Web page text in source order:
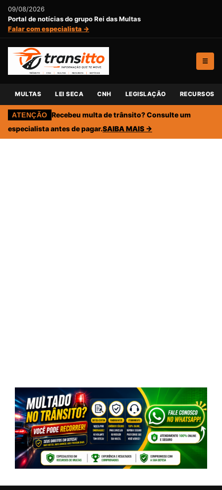
09/08/2026
Portal de notícias do grupo Rei das Multas
Falar com especialista →
☰
MULTAS LEI SECA CNH LEGISLAÇÃO RECURSOS
ATENÇÃO Recebeu multa de trânsito? Consulte um
especialista antes de pagar.SAIBA MAIS →